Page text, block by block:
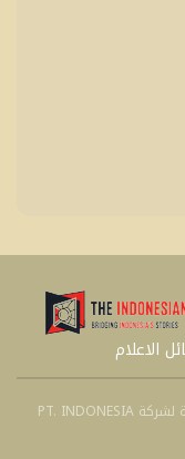
الاعلام
© 2026 إندونيسيا اليوم. جميع الحقوق محفوظة لشركة PT. INDONESIA